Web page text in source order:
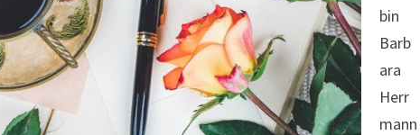
bin
Barb
ara
Herr
mann